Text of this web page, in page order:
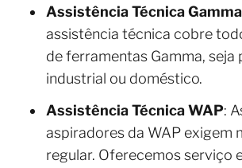
Assistência Técnica Gamma
assistência técnica cobre
de ferramentas Gamma, seja
industrial ou doméstico.
Assistência Técnica WAP:
aspiradores da WAP exigem
regular. Oferecemos serviço